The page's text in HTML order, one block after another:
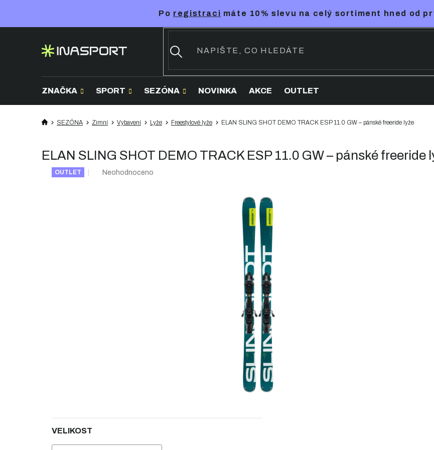
Po registraci máte 10% slevu na celý sortiment hned od
ZNAČKA SPORT SEZÓNA NOVINKA AKCE OUTLET
SEZÓNA Zimní Vybavení Lyže Freestylové lyže ELAN SLING SHOT DEMO TRACK ESP 11.0 GW – pánské freeride lyže
ELAN SLING SHOT DEMO TRACK ESP 11.0 GW – pánské freeride
OUTLET
Průměrné
Neohodnoceno
VELIKOST